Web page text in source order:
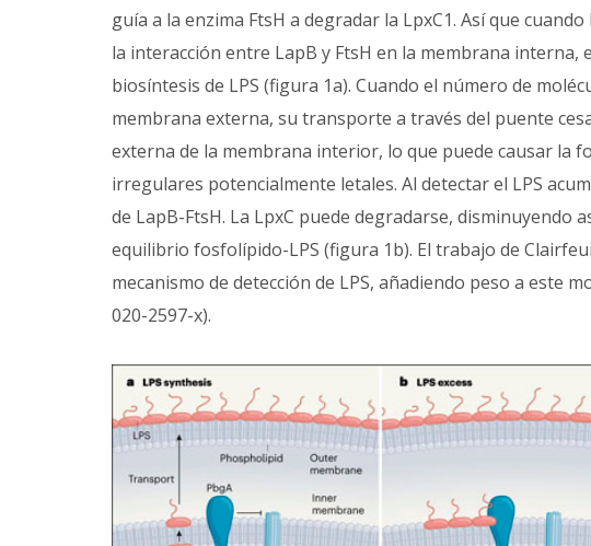
guía a la enzima FtsH a degradar la LpxC1. Así que
la interacción entre LapB y FtsH en la membrana interna,
biosíntesis de LPS (figura 1a). Cuando el número de
membrana externa, su transporte a través del puente
externa de la membrana interior, lo que puede causar la
irregulares potencialmente letales. Al detectar el LPS
de LapB-FtsH. La LpxC puede degradarse, disminuyendo
equilibrio fosfolípido-LPS (figura 1b). El trabajo de
mecanismo de detección de LPS, añadiendo peso a este
020-2597-x).